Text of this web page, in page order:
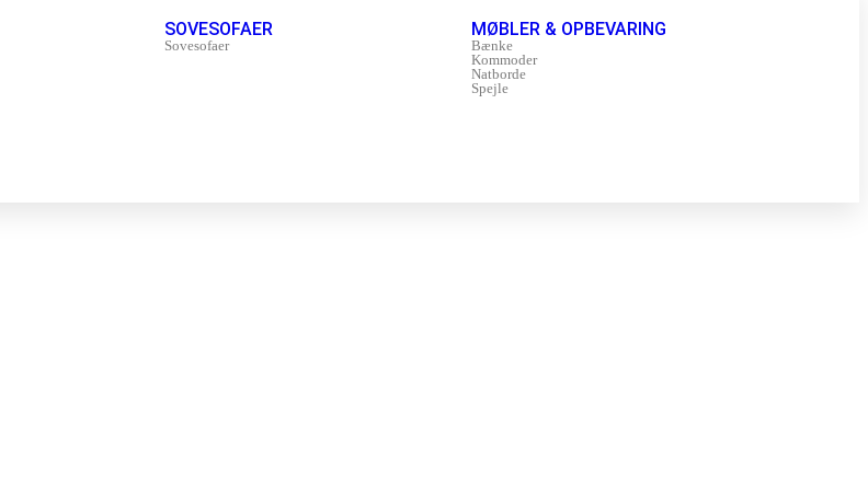
SOVESOFAER
Sovesofaer
MØBLER & OPBEVARING
Bænke
Kommoder
Natborde
Spejle